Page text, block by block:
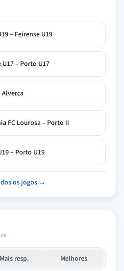
– Feirense U19
U17 – Porto U17
Alverca
FC Lourosa – Porto II
– Porto U19
os jogos →
Mais resp. Melhores